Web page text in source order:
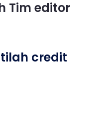
Tim editor
credit